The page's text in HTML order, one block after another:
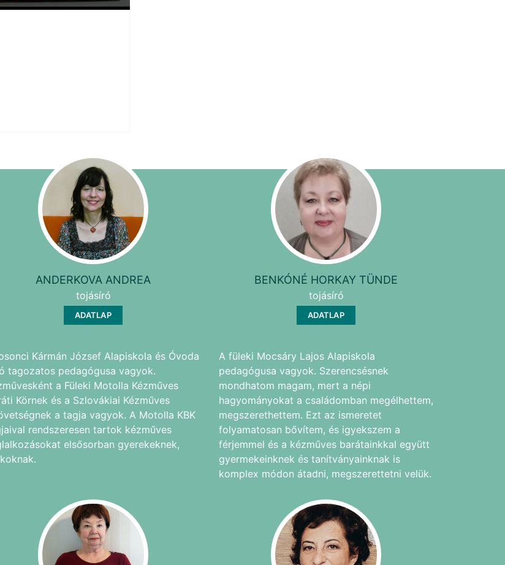
Mute Settings
PIP Enter
ANDERKOVA ANDREA
tojásíró
ADATLAP
Kármán József Alapiskola és Óvoda
tagozatos pedagógusa vagyok.
a Füleki Motolla Kézműves
Körnek és a Szlovákiai Kézműves
a tagja vagyok. A Motolla KBK
rendszeresen tartok kézműves
elsősorban gyerekeknek,
BENKÓNÉ HORKAY TÜNDE
tojásíró
ADATLAP
A füleki Mocsáry Lajos Alapiskola
pedagógusa vagyok. Szerencsésnek
mondhatom magam, mert a népi
hagyományokat a családomban megélhettem,
megszerethettem. Ezt az ismeretet
folyamatosan bővítem, és igyekszem a
férjemmel és a kézműves barátainkkal együtt
gyermekeinknek és tanítványainknak is
komplex módon átadni, megszerettetni velük.